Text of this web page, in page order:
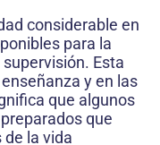
considerable en
para la
Esta
y en las
que algunos
que
la vida